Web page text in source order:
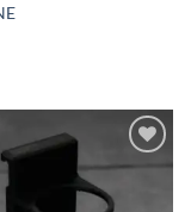
Add to